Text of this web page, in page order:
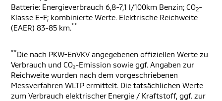
Batterie: Energieverbrauch 6,8-7,1 l/100km Benzin; CO2-
Klasse E-F; kombinierte Werte. Elektrische Reichweite
(EAER) 83-85 km.**
**Die nach PKW-EnVKV angegebenen offiziellen Werte zu
Verbrauch und CO₂-Emission sowie ggf. Angaben zur
Reichweite wurden nach dem vorgeschriebenen
Messverfahren WLTP ermittelt. Die tatsächlichen Werte
zum Verbrauch elektrischer Energie / Kraftstoff, ggf. zur